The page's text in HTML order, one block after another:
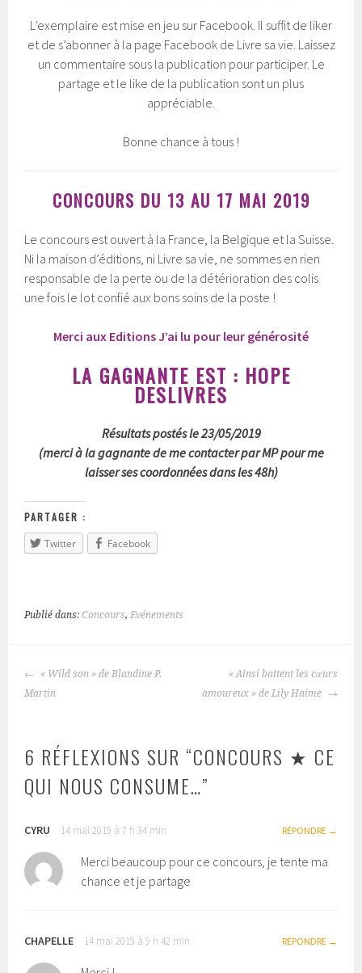
L’exemplaire est mise en jeu sur Facebook. Il suffit de liker
et de s’abonner à la page Facebook de Livre sa vie. Laissez
un commentaire sous la publication pour participer. Le
partage et le like de la publication sont un plus
appréciable.
Bonne chance à tous !
CONCOURS DU 13 AU 17 MAI 2019
Le concours est ouvert à la France, la Belgique et la Suisse.
Ni la maison d’éditions, ni Livre sa vie, ne sommes en rien
responsable de la perte ou de la détérioration des colis
une fois le lot confié aux bons soins de la poste !
Merci aux Editions J’ai lu pour leur générosité
LA GAGNANTE EST : HOPE
DESLIVRES
Résultats postés le 23/05/2019
(merci à la gagnante de me contacter par MP pour me
laisser ses coordonnées dans les 48h)
PARTAGER :
Twitter
Facebook
Publié dans:Concours,Evénements
NAVIGATION
« Wild son » de Blandine P.
Martin
« Ainsi battent les cœurs
amoureux » de Lily Haime
6 RÉFLEXIONS SUR “CONCOURS ★ CE
QUI NOUS CONSUME…”
CYRU 14 mai 2019 à 7 h 34 min RÉPONDRE
Merci beaucoup pour ce concours, je tente ma
chance et je partage
CHAPELLE 14 mai 2019 à 9 h 42 min RÉPONDRE